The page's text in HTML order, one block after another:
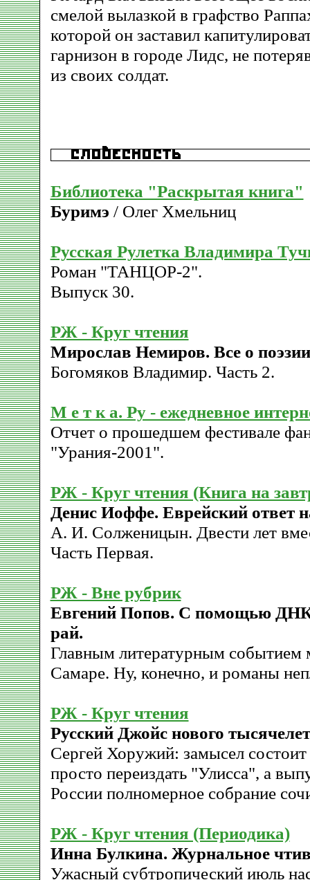
смелой вылазкой в графство
которой он заставил
гарнизон в городе Лидс, не
из своих солдат.
Библиотека "Раскрытая книга"
Буримэ / Олег Хмельниц
Русская Рулетка Владимира
Роман "ТАНЦОР-2".
Выпуск 30.
РЖ - Круг чтения
Мирослав Немиров. Все о
Богомяков Владимир. Часть 2.
М е т к а. Ру - ежедневное
Отчет о прошедшем фестивале
"Урания-2001".
РЖ - Круг чтения (Книга на
Денис Иоффе. Еврейский ответ
А. И. Солженицын. Двести лет
Часть Первая.
РЖ - Вне рубрик
Евгений Попов. С помощью ДНК
рай.
Главным литературным событием
Самаре. Ну, конечно, и романы
РЖ - Круг чтения
Русский Джойс нового
Сергей Хоружий: замысел
просто переиздать "Улисса", а
России полномерное собрание
РЖ - Круг чтения (Периодика)
Инна Булкина. Журнальное
Ужасный субтропический июль